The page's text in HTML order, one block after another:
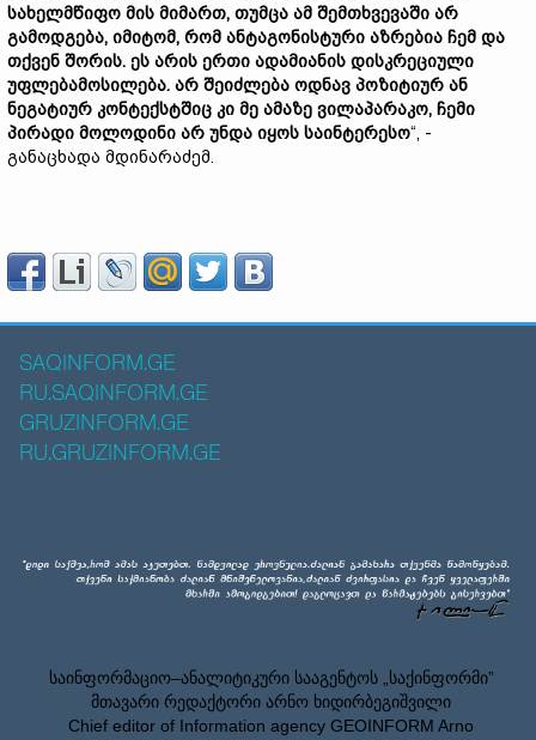
სახელმწიფო მის მიმართ, თუმცა ამ შემთხვევაში არ
გამოდგება, იმიტომ, რომ ანტაგონისტური აზრებია ჩემ და
თქვენ შორის. ეს არის ერთი ადამიანის დისკრეციული
უფლებამოსილება. არ შეიძლება ოდნავ პოზიტიურ ან
ნეგატიურ კონტექსტშიც კი მე ამაზე ვილაპარაკო, ჩემი
პირადი მოლოდინი არ უნდა იყოს საინტერესო“, -
განაცხადა მდინარაძემ.
SAQINFORM.GE
RU.SAQINFORM.GE
GRUZINFORM.GE
RU.GRUZINFORM.GE
საინფორმაციო–ანალიტიკური სააგენტოს „საქინფორმი”
მთავარი რედაქტორი არნო ხიდირბეგიშვილი
Chief editor of Information agency GEOINFORM Arno